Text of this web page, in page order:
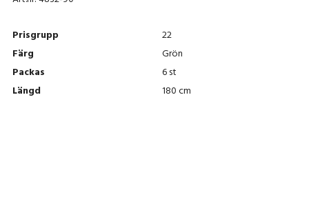
Prisgrupp
22
Färg
Grön
Packas
6 st
Längd
180 cm